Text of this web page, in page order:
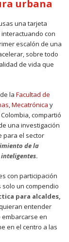
urbana
una tarjeta
con
escalón de una
sobre todo
de vida que
la Facultad de
,Mecatrónica y
compartió
una investigación
para el sector
de la
.
con participación
un compendio
para alcaldes,
entender
en
en el centro a las